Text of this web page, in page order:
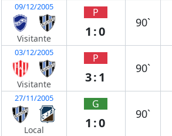
09/12/2005
Visitante
P
1:0
90`
03/12/2005
Visitante
P
3:1
90`
27/11/2005
Local
G
1:0
90`